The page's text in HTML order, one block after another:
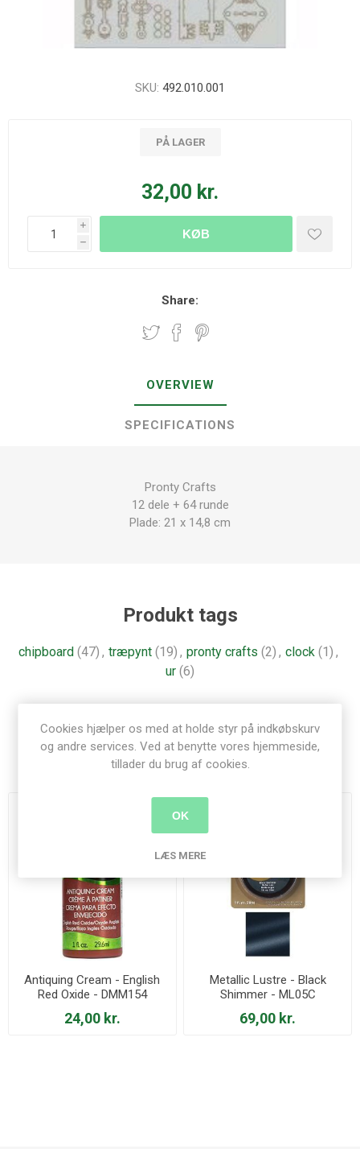
SKU: 492.010.001
PÅ LAGER
32,00 kr.
i
h
KØB
Share:
OVERVIEW
SPECIFICATIONS
Pronty Crafts
12 dele + 64 runde
Plade: 21 x 14,8 cm
Produkt tags
chipboard (47) , træpynt (19) , pronty crafts (2) , clock (1) ,
ur (6)
Relaterede produkter
Antiquing Cream - English
Red Oxide - DMM154
24,00 kr.
Metallic Lustre - Black
Shimmer - ML05C
69,00 kr.
Cookies hjælper os med at holde styr på indkøbskurv
og andre services. Ved at benytte vores hjemmeside,
tillader du brug af cookies.
OK
LÆS MERE